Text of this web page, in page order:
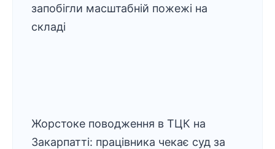
запобігли масштабній пожежі на
складі
Жорстоке поводження в ТЦК на
Закарпатті: працівника чекає суд за